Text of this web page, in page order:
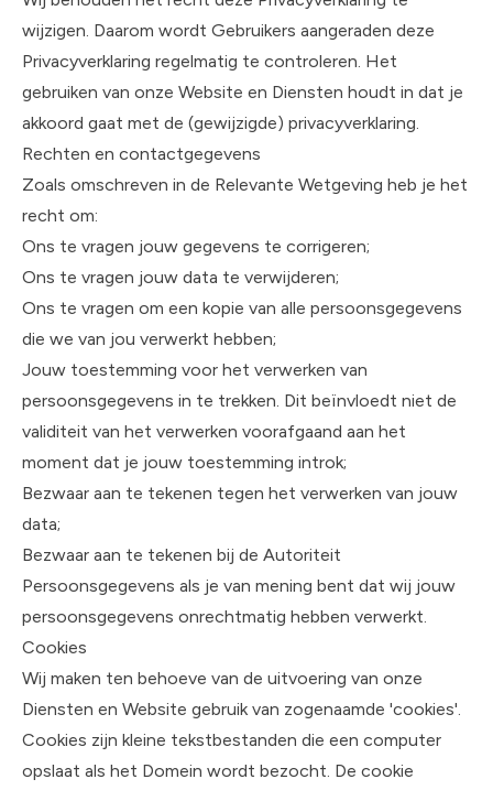
wijzigen. Daarom wordt Gebruikers aangeraden deze
Privacyverklaring regelmatig te controleren. Het
gebruiken van onze Website en Diensten houdt in dat je
akkoord gaat met de (gewijzigde) privacyverklaring.
Rechten en contactgegevens
Zoals omschreven in de Relevante Wetgeving heb je het
recht om:
Ons te vragen jouw gegevens te corrigeren;
Ons te vragen jouw data te verwijderen;
Ons te vragen om een kopie van alle persoonsgegevens
die we van jou verwerkt hebben;
Jouw toestemming voor het verwerken van
persoonsgegevens in te trekken. Dit beïnvloedt niet de
validiteit van het verwerken voorafgaand aan het
moment dat je jouw toestemming introk;
Bezwaar aan te tekenen tegen het verwerken van jouw
data;
Bezwaar aan te tekenen bij de Autoriteit
Persoonsgegevens als je van mening bent dat wij jouw
persoonsgegevens onrechtmatig hebben verwerkt.
Cookies
Wij maken ten behoeve van de uitvoering van onze
Diensten en Website gebruik van zogenaamde 'cookies'.
Cookies zijn kleine tekstbestanden die een computer
opslaat als het Domein wordt bezocht. De cookie